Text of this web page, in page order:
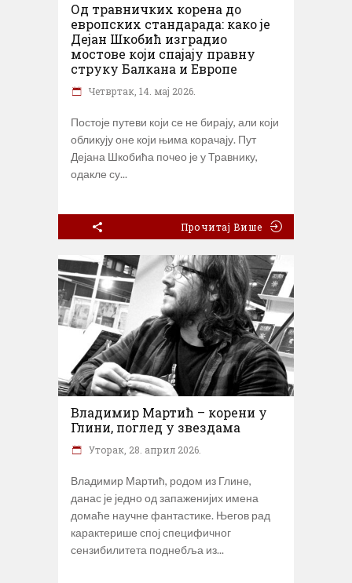
Од травничких корена до
европских стандарада: како је
Дејан Шкобић изградио
мостове који спајају правну
струку Балкана и Европе
Четвртак, 14. мај 2026.
Постоје путеви који се не бирају, али који
обликују оне који њима корачају. Пут
Дејана Шкобића почео је у Травнику,
одакле су
Прочитај Више
Владимир Мартић – корени у
Глини, поглед у звездама
Уторак, 28. април 2026.
Владимир Мартић, родом из Глине,
данас је једно од запаженијих имена
домаће научне фантастике. Његов рад
карактерише спој специфичног
сензибилитета поднебља из